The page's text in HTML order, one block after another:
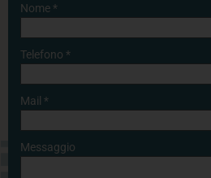
Nome*
Telefono *
Mail *
Messaggio